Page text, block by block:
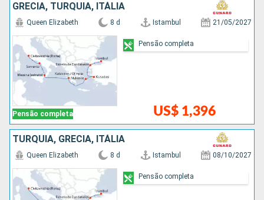
GRÉCIA, TURQUIA, ITÁLIA
Pensão completa
Queen Elizabeth 8 d Istambul 21/05/2027
US$ 1,396
Pensão completa
TURQUIA, GRÉCIA, ITÁLIA
Queen Elizabeth 8 d Istambul 08/10/2027
Pensão completa